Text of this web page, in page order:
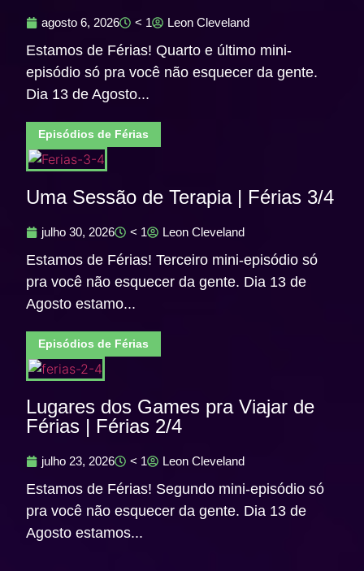
agosto 6, 2026 < 1 Leon Cleveland
Estamos de Férias! Quarto e último mini-
episódio só pra você não esquecer da gente.
Dia 13 de Agosto...
Episódios de Férias
Uma Sessão de Terapia | Férias 3/4
julho 30, 2026 < 1 Leon Cleveland
Estamos de Férias! Terceiro mini-episódio só
pra você não esquecer da gente. Dia 13 de
Agosto estamo...
Episódios de Férias
Lugares dos Games pra Viajar de
Férias | Férias 2/4
julho 23, 2026 < 1 Leon Cleveland
Estamos de Férias! Segundo mini-episódio só
pra você não esquecer da gente. Dia 13 de
Agosto estamos...